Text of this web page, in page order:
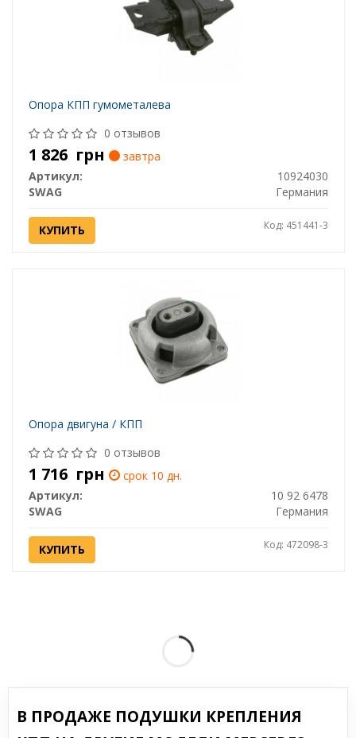
Опора КПП гумометалева
0 отзывов
1 826 грн
завтра
Артикул:
10924030
SWAG
Германия
КУПИТЬ Код: 451441-3
Опора двигуна / КПП
0 отзывов
1 716 грн
срок 10 дн.
Артикул:
10 92 6478
SWAG
Германия
КУПИТЬ Код: 472098-3
В ПРОДАЖЕ ПОДУШКИ КРЕПЛЕНИЯ